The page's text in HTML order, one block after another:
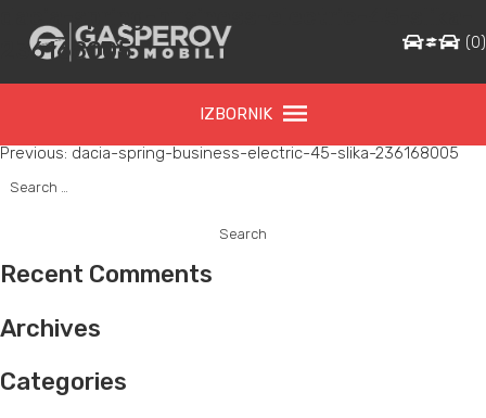
IZBORNIK
(0)
dacia-spring-business-electric-45-slika-
236168005
Post
navigation
Previous: dacia-spring-business-electric-45-slika-236168005
for:
Recent Comments
Archives
Categories